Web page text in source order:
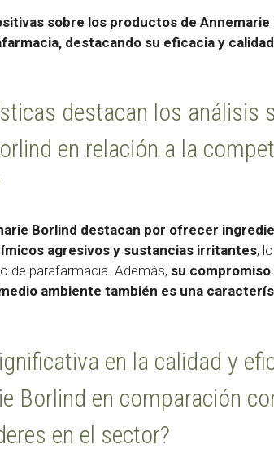
sobre los productos de Annemarie
destacando su eficacia y
destacan los análisis
en relación a la
Borlind destacan por ofrecer
agresivos y sustancias irritantes,
de parafarmacia. Además, su compromiso
ambiente también es una
en la calidad y
Borlind en comparación
en el sector?